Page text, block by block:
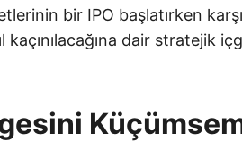
bir IPO başlatırken
dair stratejik